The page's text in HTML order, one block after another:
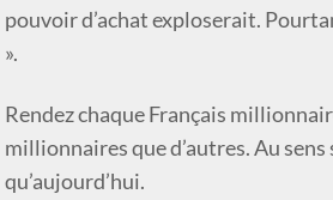
pouvoir d’achat exploserait.
».
Rendez chaque Français
millionnaires que d’autres. Au
qu’aujourd’hui.